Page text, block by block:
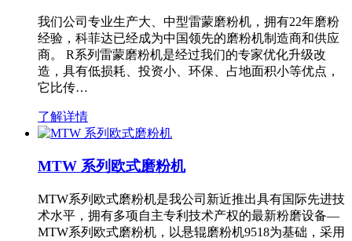
我们公司专业生产大、中型雷蒙磨粉机，拥有22年磨粉
经验，科菲达已经成为中国领先的磨粉机制造商和供应
商。 R系列雷蒙磨粉机是经过我们的专家优化升级改
造，具有低损耗、投资小、环保、占地面积小等优点，
它比传…
了解详情
MTW 系列欧式磨粉机
MTW系列欧式磨粉机是我公司新近推出具有国际先进技
术水平，拥有多项自主专利技术产权的最新粉磨设备—
MTW系列欧式磨粉机，以悬辊磨粉机9518为基础，采用